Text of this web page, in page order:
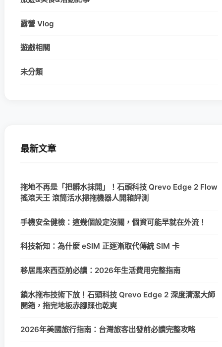
露營 Vlog
遊戲相關
未分類
最新文章
拖地不再是「把髒水抹開」！石頭科技 Qrevo Edge 2 Flow
搖滾天王 滾筒活水掃拖機器人開箱評測
手機安全健檢：這幾個設定沒關，個資可能早就在外流！
科技新知：為什麼 eSIM 正逐漸取代傳統 SIM 卡
移居馬來西亞前必讀：2026年生活費用完整指南
鎖水拖布技術下放！石頭科技 Qrevo Edge 2 深度清潔大師
開箱，拖完地板赤腳踩也乾爽
2026年美國旅行指南：台灣旅客出發前必讀完整攻略